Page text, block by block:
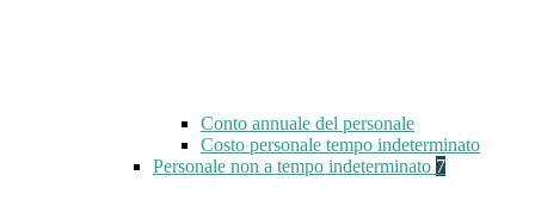
Conto annuale del personale
Costo personale tempo indeterminato
Personale non a tempo indeterminato 7